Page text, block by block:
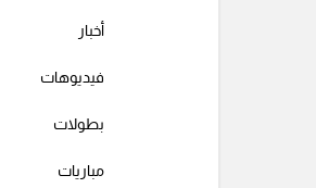
أخبار
فيديوهات
بطولات
مباريات